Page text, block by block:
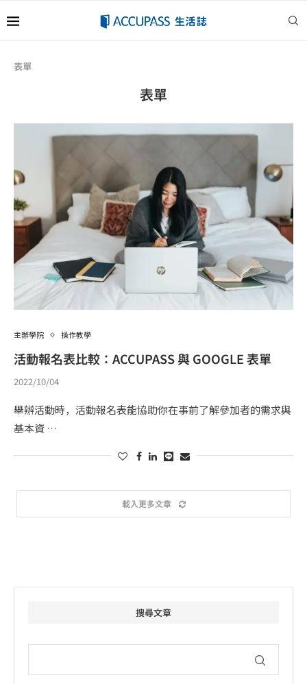
表單
表單
主辦學院 操作教學
活動報名表比較：ACCUPASS 與 GOOGLE 表單
2022/10/04
舉辦活動時，活動報名表能協助你在事前了解參加者的需求與
基本資 …
載入更多文章
搜尋文章